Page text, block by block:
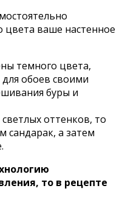
цвета ваше настенное
темного цвета,
обоев своими
буры и
оттенков, то
сандарак, а затем
то в рецепте